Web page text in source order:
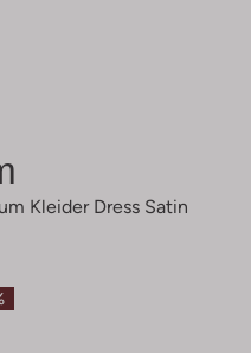
Kleider Dress Satin